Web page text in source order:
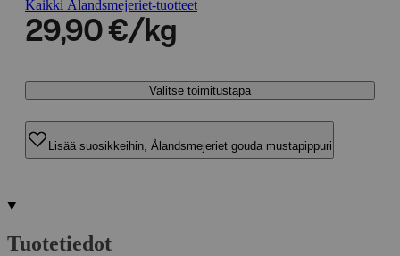
Kaikki Ålandsmejeriet-tuotteet
29,90 €/kg
Valitse toimitustapa
Lisää suosikkeihin, Ålandsmejeriet gouda mustapippuri
Tuotetiedot